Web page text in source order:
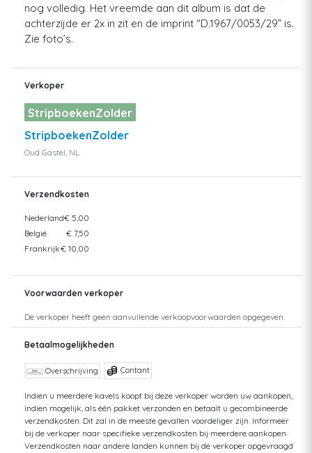
nog volledig. Het vreemde aan dit album is dat de
achterzijde er 2x in zit en de imprint “D.1967/0053/29” is.
Zie foto’s.
Verkoper
StripboekenZolder
StripboekenZolder
Oud Gastel, NL
Verzendkosten
Nederland€ 5,00
België
€ 7,50
Frankrijk€ 10,00
Voorwaarden verkoper
De verkoper heeft geen aanvullende verkoopvoorwaarden opgegeven.
Betaalmogelijkheden
Overschrijving Contant
Indien u meerdere kavels koopt bij deze verkoper worden uw aankopen,
indien mogelijk, als één pakket verzonden en betaalt u gecombineerde
verzendkosten. Dit zal in de meeste gevallen voordeliger zijn. Informeer
bij de verkoper naar specifieke verzendkosten bij meerdere aankopen.
Verzendkosten naar andere landen kunnen bij de verkoper opgevraagd